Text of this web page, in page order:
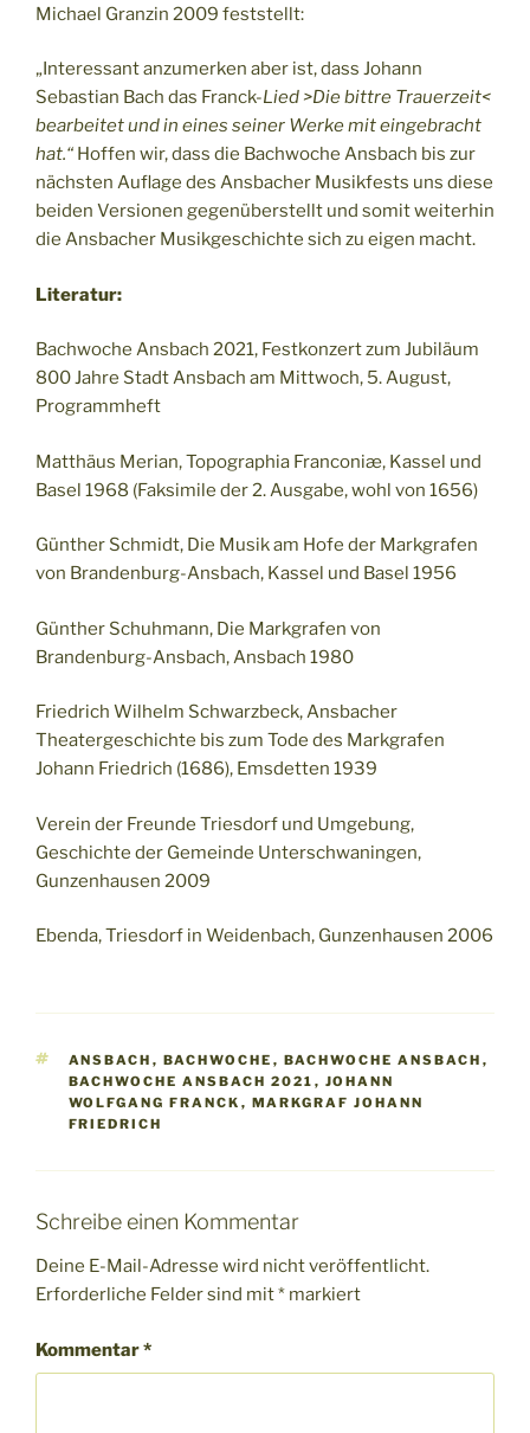
Michael Granzin 2009 feststellt:
„Interessant anzumerken aber ist, dass Johann
Sebastian Bach das Franck-Lied >Die bittre Trauerzeit<
bearbeitet und in eines seiner Werke mit eingebracht
hat.“ Hoffen wir, dass die Bachwoche Ansbach bis zur
nächsten Auflage des Ansbacher Musikfests uns diese
beiden Versionen gegenüberstellt und somit weiterhin
die Ansbacher Musikgeschichte sich zu eigen macht.
Literatur:
Bachwoche Ansbach 2021, Festkonzert zum Jubiläum
800 Jahre Stadt Ansbach am Mittwoch, 5. August,
Programmheft
Matthäus Merian, Topographia Franconiæ, Kassel und
Basel 1968 (Faksimile der 2. Ausgabe, wohl von 1656)
Günther Schmidt, Die Musik am Hofe der Markgrafen
von Brandenburg-Ansbach, Kassel und Basel 1956
Günther Schuhmann, Die Markgrafen von
Brandenburg-Ansbach, Ansbach 1980
Friedrich Wilhelm Schwarzbeck, Ansbacher
Theatergeschichte bis zum Tode des Markgrafen
Johann Friedrich (1686), Emsdetten 1939
Verein der Freunde Triesdorf und Umgebung,
Geschichte der Gemeinde Unterschwaningen,
Gunzenhausen 2009
Ebenda, Triesdorf in Weidenbach, Gunzenhausen 2006
SCHLAGWÖRTER
ANSBACH , BACHWOCHE , BACHWOCHE ANSBACH ,
BACHWOCHE ANSBACH 2021 , JOHANN
WOLFGANG FRANCK , MARKGRAF JOHANN
FRIEDRICH
Schreibe einen Kommentar
Deine E-Mail-Adresse wird nicht veröffentlicht.
Erforderliche Felder sind mit* markiert
Kommentar*